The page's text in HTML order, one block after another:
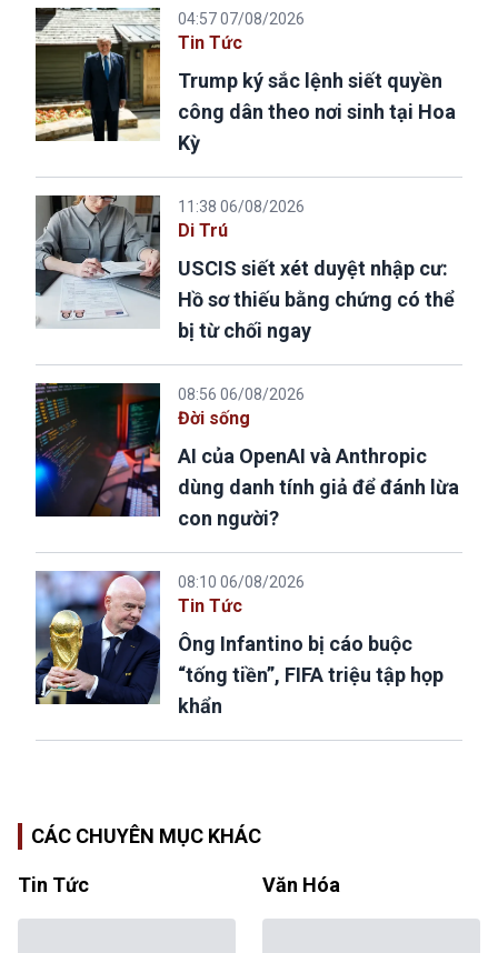
04:57 07/08/2026
Tin Tức
Trump ký sắc lệnh siết quyền
công dân theo nơi sinh tại Hoa
Kỳ
11:38 06/08/2026
Di Trú
USCIS siết xét duyệt nhập cư:
Hồ sơ thiếu bằng chứng có thể
bị từ chối ngay
08:56 06/08/2026
Đời sống
AI của OpenAI và Anthropic
dùng danh tính giả để đánh lừa
con người?
08:10 06/08/2026
Tin Tức
Ông Infantino bị cáo buộc
“tống tiền”, FIFA triệu tập họp
khẩn
CÁC CHUYÊN MỤC KHÁC
Tin Tức Văn Hóa